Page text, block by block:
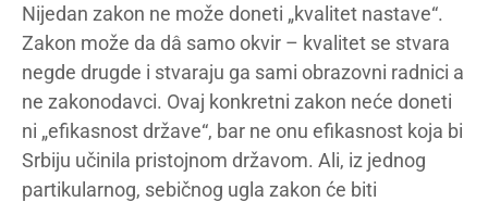
Nijedan zakon ne može doneti „kvalitet nastave“.
Zakon može da dâ samo okvir – kvalitet se stvara
negde drugde i stvaraju ga sami obrazovni radnici a
ne zakonodavci. Ovaj konkretni zakon neće doneti
ni „efikasnost države“, bar ne onu efikasnost koja bi
Srbiju učinila pristojnom državom. Ali, iz jednog
partikularnog, sebičnog ugla zakon će biti